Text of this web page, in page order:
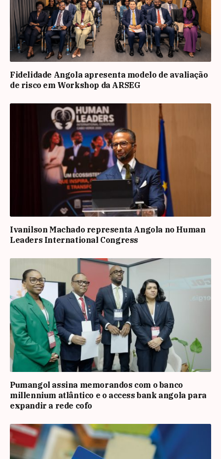
Fidelidade Angola apresenta modelo de avaliação
de risco em Workshop da ARSEG
Ivanilson Machado representa Angola no Human
Leaders International Congress
Pumangol assina memorandos com o banco
millennium atlântico e o access bank angola para
expandir a rede cofo